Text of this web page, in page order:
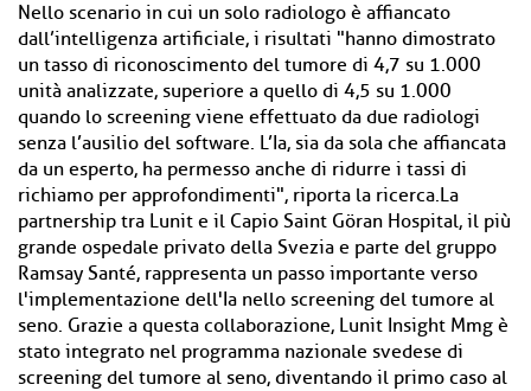
Nello scenario in cui un solo radiologo è affiancato
dall’intelligenza artificiale, i risultati "hanno dimostrato
un tasso di riconoscimento del tumore di 4,7 su 1.000
unità analizzate, superiore a quello di 4,5 su 1.000
quando lo screening viene effettuato da due radiologi
senza l’ausilio del software. L’Ia, sia da sola che affiancata
da un esperto, ha permesso anche di ridurre i tassi di
richiamo per approfondimenti", riporta la ricerca.La
partnership tra Lunit e il Capio Saint Göran Hospital, il più
grande ospedale privato della Svezia e parte del gruppo
Ramsay Santé, rappresenta un passo importante verso
l'implementazione dell'Ia nello screening del tumore al
seno. Grazie a questa collaborazione, Lunit Insight Mmg è
stato integrato nel programma nazionale svedese di
screening del tumore al seno, diventando il primo caso al